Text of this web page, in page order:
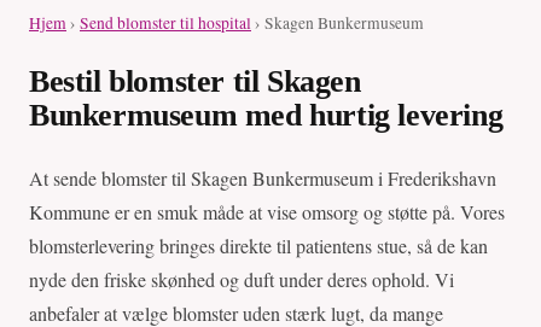
Hjem› Send blomster til hospital› Skagen Bunkermuseum
Bestil blomster til Skagen
Bunkermuseum med hurtig levering
At sende blomster til Skagen Bunkermuseum i Frederikshavn
Kommune er en smuk måde at vise omsorg og støtte på. Vores
blomsterlevering bringes direkte til patientens stue, så de kan
nyde den friske skønhed og duft under deres ophold. Vi
anbefaler at vælge blomster uden stærk lugt, da mange